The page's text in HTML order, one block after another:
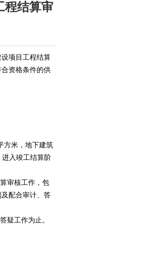
程结算审
项目工程结算
资格条件的供
方米，地下建筑
进入竣工结算阶
审核工作，包
配合审计、答
疑工作为止。